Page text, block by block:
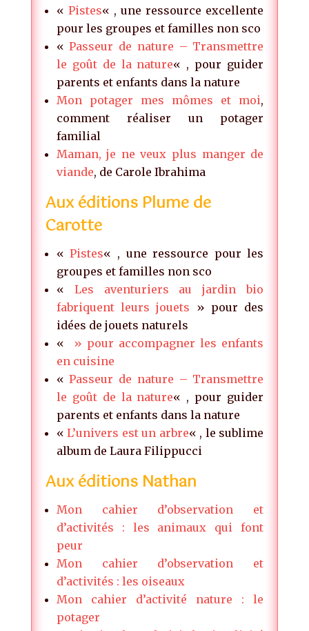
« Pistes« , une ressource excellente
pour les groupes et familles non sco
«Passeur de nature – Transmettre
le goût de la nature« , pour guider
parents et enfants dans la nature
Mon potager mes mômes et moi,
comment réaliser un potager
familial
Maman, je ne veux plus manger de
viande, de Carole Ibrahima
Aux éditions Plume de
Carotte
«Pistes« , une ressource pour les
groupes et familles non sco
« Les aventuriers au jardin bio
fabriquent leurs jouets » pour des
idées de jouets naturels
«
» pour accompagner les enfants
en cuisine
«Passeur de nature – Transmettre
le goût de la nature« , pour guider
parents et enfants dans la nature
«L’univers est un arbre« , le sublime
album de Laura Filippucci
Aux éditions Nathan
Mon cahier d’observation et
d’activités : les animaux qui font
peur
Mon cahier d’observation et
d’activités : les oiseaux
Mon cahier d’activité nature : le
potager